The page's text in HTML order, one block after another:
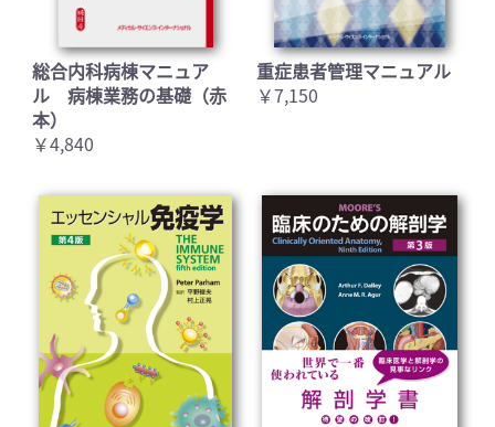
総合内科病棟マニュア
ル 病棟業務の基礎（赤
本）
￥4,840
重症患者管理マニュアル
￥7,150